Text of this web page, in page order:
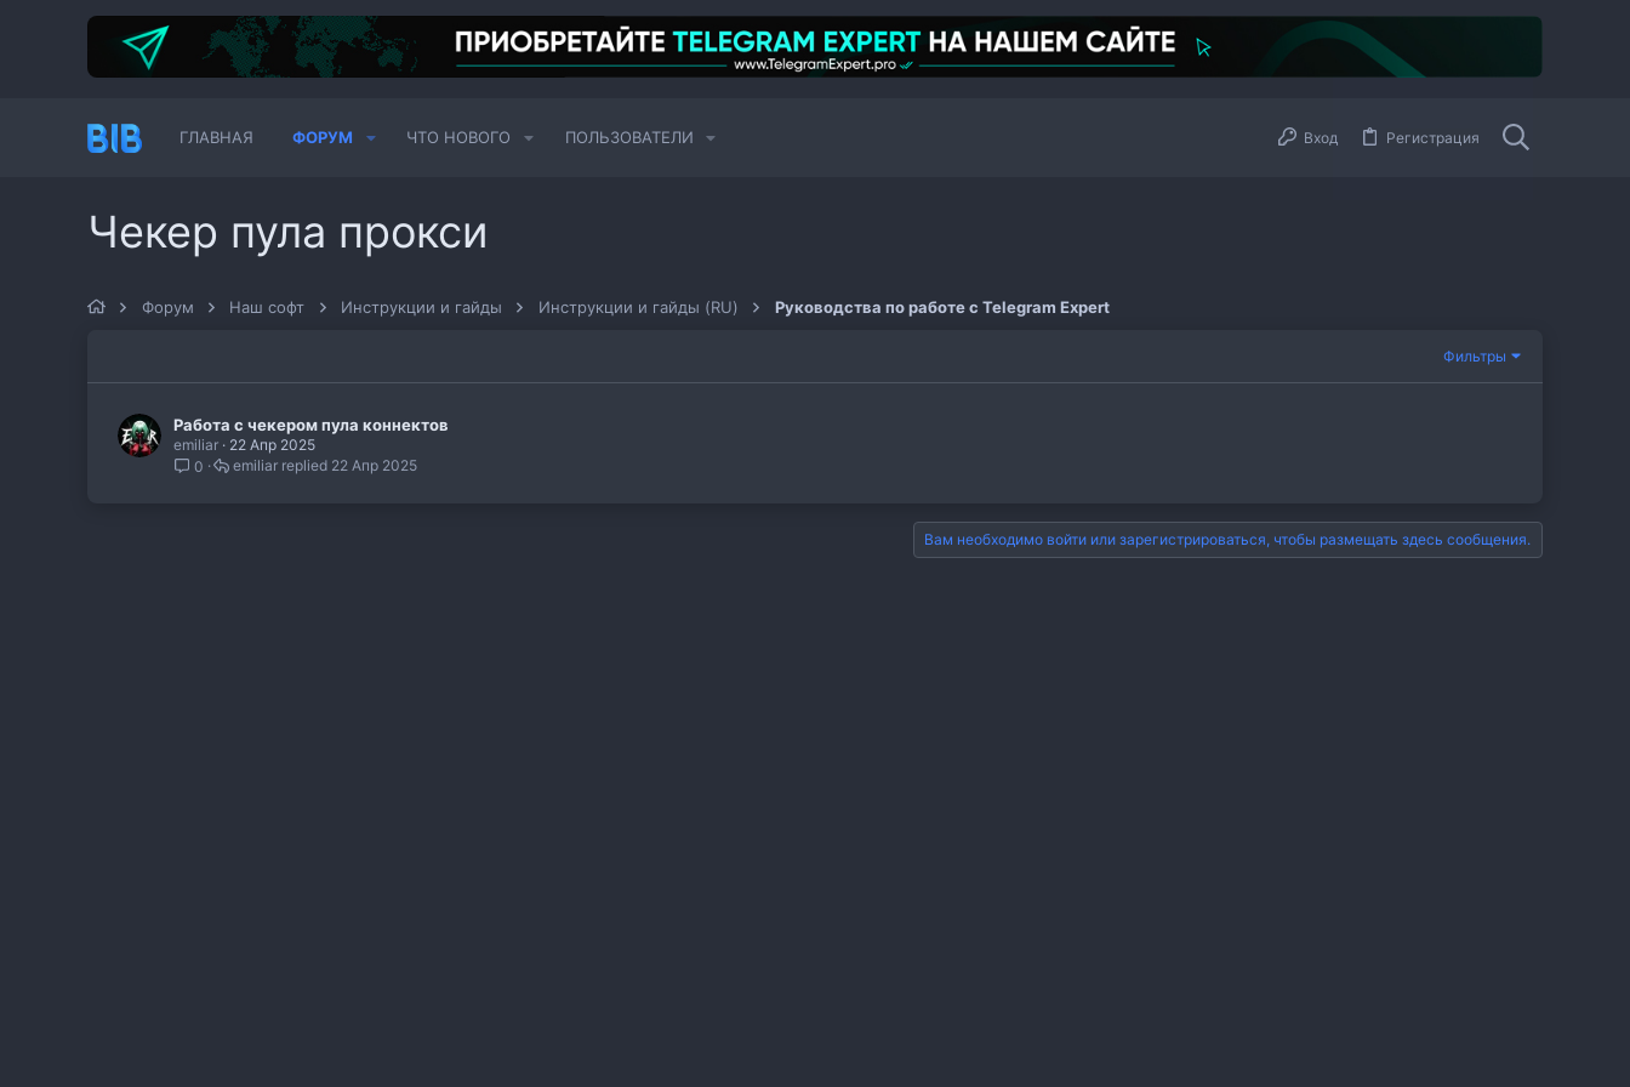
ГЛАВНАЯ ФОРУМ ЧТО НОВОГО ПОЛЬЗОВАТЕЛИ Вход Регистрация
Чекер пула прокси
Форум Наш софт Инструкции и гайды Инструкции и гайды (RU) Руководства по работе с Telegram Expert
Фильтры
Работа с чекером пула коннектов
emiliar
22 Апр 2025
0
22 Апр 2025
emiliar
Вам необходимо войти или зарегистрироваться, чтобы размещать здесь сообщения.